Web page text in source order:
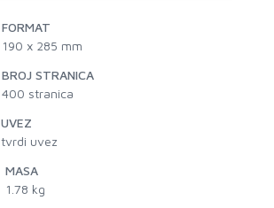
FORMAT
190 x 285 mm
BROJ STRANICA
400 stranica
UVEZ
tvrdi uvez
MASA
1.78 kg